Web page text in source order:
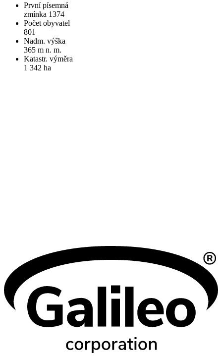
První písemná
zmínka 1374
Počet obyvatel
801
Nadm. výška
365 m n. m.
Katastr. výměra
1 342 ha